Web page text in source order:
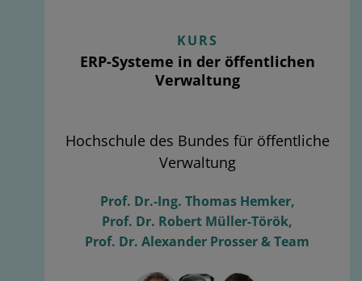
KURS
ERP-Systeme in der öffentlichen
Verwaltung
Hochschule des Bundes für öffentliche
Verwaltung
Prof. Dr.-Ing. Thomas Hemker,
Prof. Dr. Robert Müller-Török,
Prof. Dr. Alexander Prosser & Team